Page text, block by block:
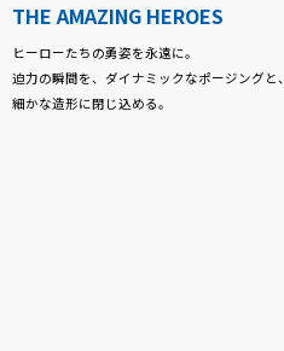
THE AMAZING HEROES
ヒーローたちの勇姿を永遠に。
迫力の瞬間を、ダイナミックなポージングと、
細かな造形に閉じ込める。